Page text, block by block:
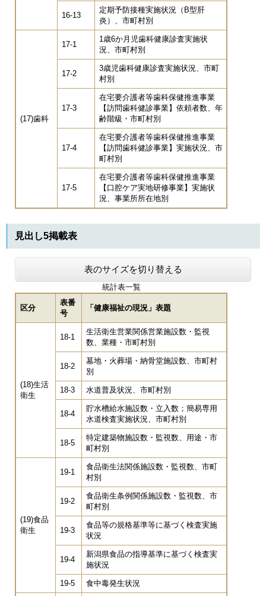
16-13
定期予防接種実施状況（B型肝
炎）、市町村別
(17)歯科
17-1
1歳6か月児歯科健康診査実施状
況、市町村別
17-2
3歳児歯科健康診査実施状況、市町
村別
17-3
在宅要介護者等歯科保健推進事業
【訪問歯科健診事業】依頼者数、年
齢階級・市町村別
17-4
在宅要介護者等歯科保健推進事業
【訪問歯科健診事業】実施状況、市
町村別
17-5
在宅要介護者等歯科保健推進事業
【口腔ケア実地研修事業】実施状
況、事業所所在地別
見出し5掲載表
表のサイズを切り替える
統計表一覧
区分
表番
号
「健康福祉の現況」表題
(18)生活
衛生
18-1
生活衛生営業関係営業施設数・監視
数、業種・市町村別
18-2
墓地・火葬場・納骨堂施設数、市町村
別
18-3 水道普及状況、市町村別
18-4
貯水槽給水施設数・立入数；簡易専用
水道検査実施状況、市町村別
18-5
特定建築物施設数・監視数、用途・市
町村別
(19)食品
衛生
19-1
食品衛生法関係施設数・監視数、市町
村別
19-2
食品衛生条例関係施設数・監視数、市
町村別
19-3
食品等の規格基準等に基づく検査実施
状況
19-4
新潟県食品の指導基準に基づく検査実
施状況
19-5 食中毒発生状況